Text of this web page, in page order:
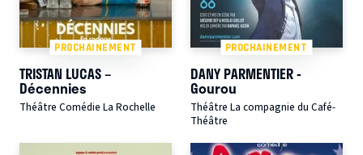
PROCHAINEMENT
TRISTAN LUCAS –
Décennies
Théâtre Comédie La Rochelle
PROCHAINEMENT
DANY PARMENTIER -
Gourou
Théâtre La compagnie du Café-
Théâtre